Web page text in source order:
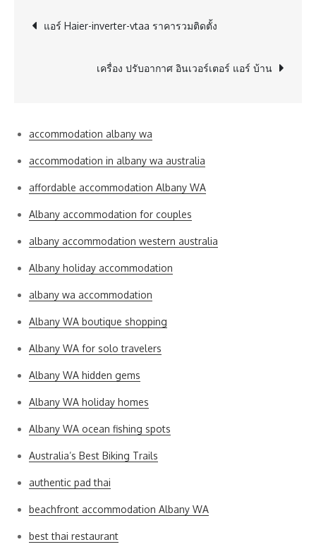
Post
navigation
แอร์ Haier-inverter-vtaa ราคารวมติดตั้ง
เครื่อง ปรับอากาศ อินเวอร์เตอร์ แอร์ บ้าน
accommodation albany wa
accommodation in albany wa australia
affordable accommodation Albany WA
Albany accommodation for couples
albany accommodation western australia
Albany holiday accommodation
albany wa accommodation
Albany WA boutique shopping
Albany WA for solo travelers
Albany WA hidden gems
Albany WA holiday homes
Albany WA ocean fishing spots
Australia’s Best Biking Trails
authentic pad thai
beachfront accommodation Albany WA
best thai restaurant